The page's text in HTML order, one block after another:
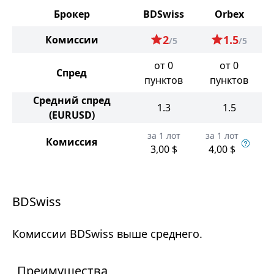
Брокер BDSwiss
Orbex
Комиссии
2/5 1.5/5
Спред
от 0
пунктов
от 0
пунктов
Средний спред
(EURUSD)
1.3 1.5
Комиссия за 1 лот
3,00 $
за 1 лот
4,00 $
BDSwiss
Комиссии BDSwiss выше среднего.
Преимущества